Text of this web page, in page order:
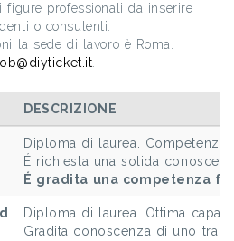
figure professionali da inserire
o consulenti.
la sede di lavoro è Roma.
DESCRIZIONE
Diploma di laurea. Competenza
É richiesta una solida
É gradita una competenza
Diploma di laurea. Ottima
Gradita conoscenza di uno tra i